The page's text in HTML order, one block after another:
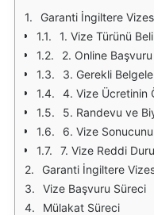
Garanti İngiltere Vizesi
1. Vize Türünü
2. Online
3. Gerekli
4. Vize Ücretinin
5. Randevu ve
6. Vize
7. Vize Reddi
Garanti İngiltere
Vize Başvuru Süreci
Mülakat Süreci